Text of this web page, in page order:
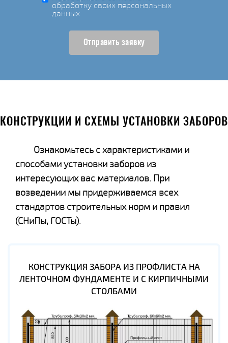
обработку своих персональных
данных
Отправить заявку
КОНСТРУКЦИИ И СХЕМЫ УСТАНОВКИ ЗАБОРОВ
Ознакомьтесь с характеристиками и
способами установки заборов из
интересующих вас материалов. При
возведении мы придерживаемся всех
стандартов строительных норм и правил
(СНиПы, ГОСТы).
КОНСТРУКЦИЯ ЗАБОРА ИЗ ПРОФЛИСТА НА
ЛЕНТОЧНОМ ФУНДАМЕНТЕ И С КИРПИЧНЫМИ
СТОЛБАМИ